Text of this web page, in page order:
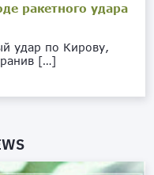
ракетного удара
удар по Кирову,
[…]